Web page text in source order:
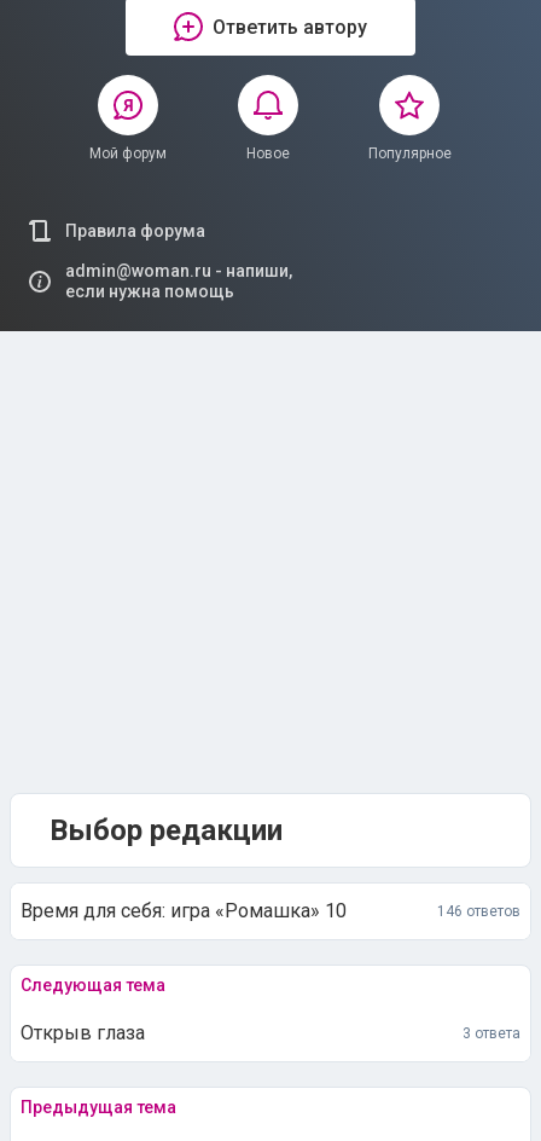
Ответить автору
Мой форум Новое Популярное
Правила форума
admin@woman.ru - напиши,
если нужна помощь
Выбор редакции
Время для себя: игра «Ромашка» 10 146 ответов
Следующая тема
Открыв глаза 3 ответа
Предыдущая тема